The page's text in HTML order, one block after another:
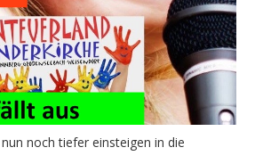
noch tiefer einsteigen in die